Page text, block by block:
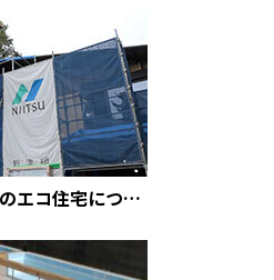
エコ住宅につ…